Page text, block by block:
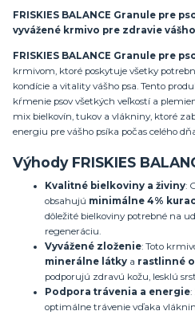
FRISKIES BALANCE Granule pre
vyvážené krmivo pre zdravie
FRISKIES BALANCE Granule pre
krmivom, ktoré poskytuje všetky
kondície a vitality vášho psa. Tento
kŕmenie psov všetkých veľkostí a
mix bielkovín, tukov a vlákniny, ktoré
energiu pre vášho psíka počas celého
Výhody FRISKIES
Kvalitné bielkoviny a živiny:
obsahujú minimálne 4%
dôležité bielkoviny potrebné na
regeneráciu.
Vyvážené zloženie: Toto
minerálne látky a rastlinné
podporujú zdravú kožu, lesklú
Podpora trávenia a energie:
optimálne trávenie vďaka